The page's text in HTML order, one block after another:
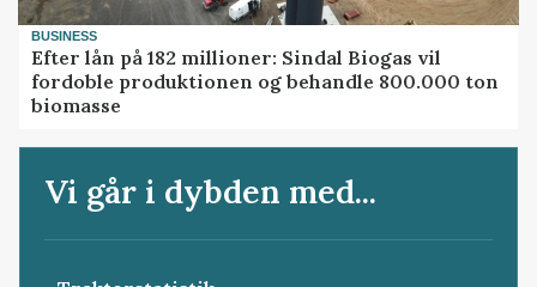
BUSINESS
Efter lån på 182 millioner: Sindal Biogas vil
fordoble produktionen og behandle 800.000 ton
biomasse
Vi går i dybden med...